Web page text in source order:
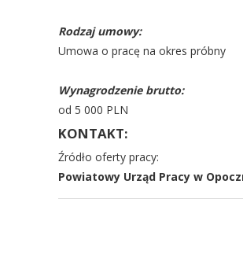
Rodzaj umowy:
Umowa o pracę na okres próbny
Wynagrodzenie brutto:
od 5 000 PLN
KONTAKT:
Źródło oferty pracy:
Powiatowy Urząd Pracy w